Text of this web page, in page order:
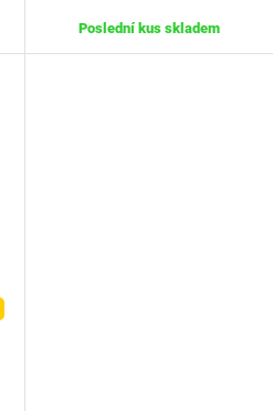
Poslední kus skladem